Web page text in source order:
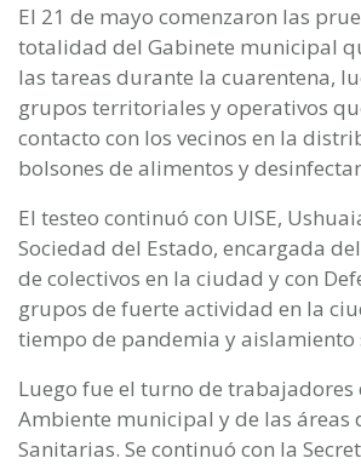
El 21 de mayo comenzaron las
totalidad del Gabinete municipal
las tareas durante la cuarentena,
grupos territoriales y operativos
contacto con los vecinos en la
bolsones de alimentos y
El testeo continuó con UISE,
Sociedad del Estado, encargada
de colectivos en la ciudad y con
grupos de fuerte actividad en la
tiempo de pandemia y aislamiento
Luego fue el turno de trabajadores
Ambiente municipal y de las áreas
Sanitarias. Se continuó con la